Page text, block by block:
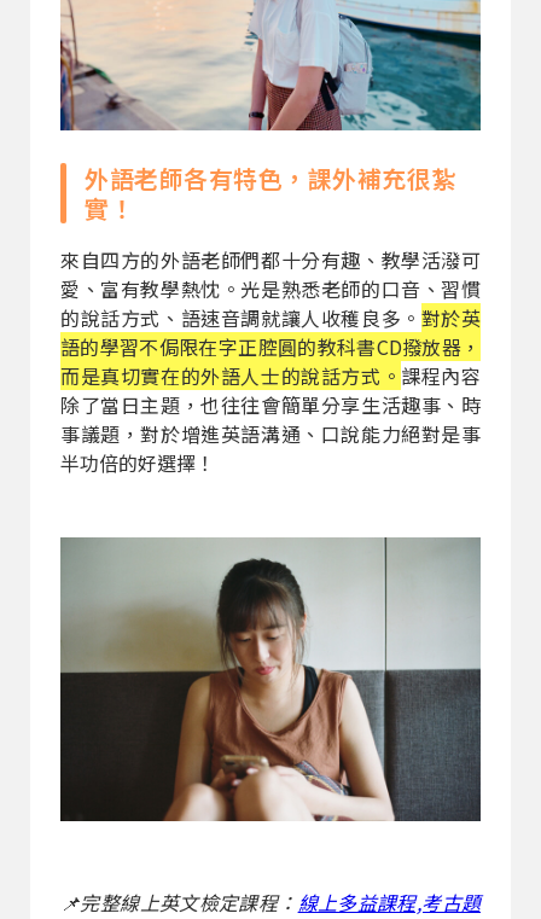
外語老師各有特色，課外補充很紮
實！
來自四方的外語老師們都十分有趣、教學活潑可
愛、富有教學熱忱。光是熟悉老師的口音、習慣
的說話方式、語速音調就讓人收穫良多。 對於英
語的學習不侷限在字正腔圓的教科書CD撥放器，
而是真切實在的外語人士的說話方式。 課程內容
除了當日主題，也往往會簡單分享生活趣事、時
事議題，對於增進英語溝通、口說能力絕對是事
半功倍的好選擇！
📌完整線上英文檢定課程： 線上多益課程,考古題